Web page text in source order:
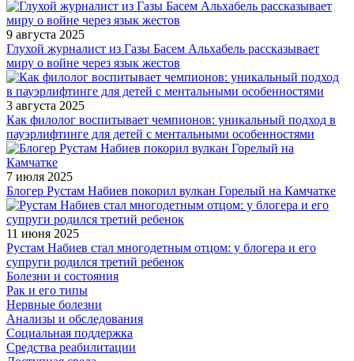
9 августа 2025
Глухой журналист из Газы Басем Альхабель рассказывает
миру о войне через язык жестов
3 августа 2025
Как филолог воспитывает чемпионов: уникальный подход в
пауэрлифтинге для детей с ментальными особенностями
7 июля 2025
Блогер Рустам Набиев покорил вулкан Горелый на Камчатке
11 июня 2025
Рустам Набиев стал многодетным отцом: у блогера и его
супруги родился третий ребенок
Болезни и состояния
Рак и его типы
Нервные болезни
Анализы и обследования
Социальная поддержка
Средства реабилитации